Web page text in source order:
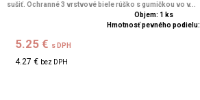
sušiť. Ochranné 3 vrstvové biele rúško s gumičkou vo v...
Objem: 1 ks
Hmotnosť pevného podielu:
5.25 € s DPH
4.27 € bez DPH